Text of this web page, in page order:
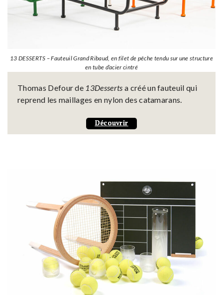
13 DESSERTS – Fauteuil Grand Ribaud, en filet de pêche tendu sur une structure
en tube d’acier cintré
Thomas Defour de 13Desserts a créé un fauteuil qui
reprend les maillages en nylon des catamarans.
Découvrir